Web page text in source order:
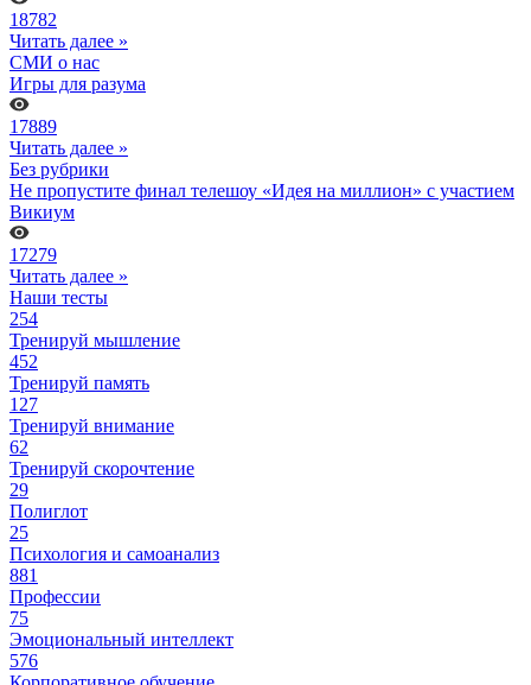
18782
Читать далее »
СМИ о нас
Игры для разума
17889
Читать далее »
Без рубрики
Не пропустите финал телешоу «Идея на миллион» с участием
Викиум
17279
Читать далее »
Наши тесты
254
Тренируй мышление
452
Тренируй память
127
Тренируй внимание
62
Тренируй скорочтение
29
Полиглот
25
Психология и самоанализ
881
Профессии
75
Эмоциональный интеллект
576